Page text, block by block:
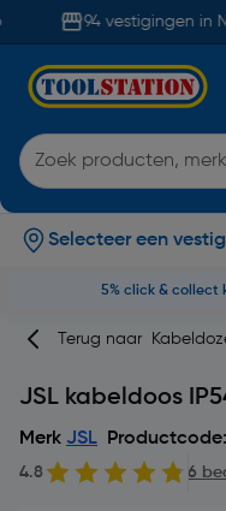
94 vestigingen in
Selecteer een
5% click & collect
Terug naar
JSL kabeldoos
Merk JSL
4.8 6